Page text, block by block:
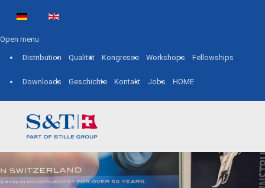
Open menu
Distribution Qualität Kongresse Workshops Fellowships
Downloads Geschichte Kontakt Jobs HOME